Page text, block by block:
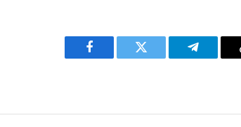
Facebook Twitter Telegram